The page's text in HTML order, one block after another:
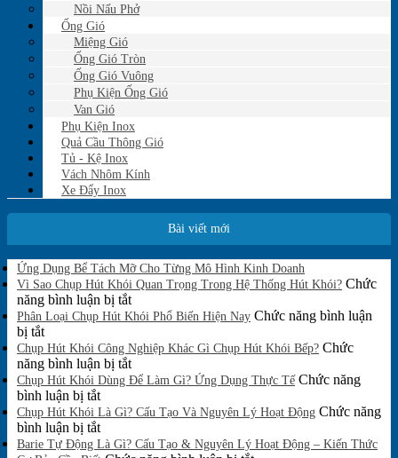
Nồi Nấu Phở
Ống Gió
Miệng Gió
Ống Gió Tròn
Ống Gió Vuông
Phụ Kiện Ống Gió
Van Gió
Phụ Kiện Inox
Quả Cầu Thông Gió
Tủ - Kệ Inox
Vách Nhôm Kính
Xe Đẩy Inox
Bài viết mới
Ứng Dụng Bể Tách Mỡ Cho Từng Mô Hình Kinh Doanh
có
bình
luận
ở
Dụng
Tách
Cho
Từng
Hình
Vì Sao Chụp Hút Khói Quan Trọng Trong Hệ Thống Hút Khói? Chức
năng bình luận bị tắtở
Vì
Chụp
Hút
Khói
Trọng
Hệ
Phân Loại Chụp Hút Khói Phổ Biến Hiện Nay Chức năng bình luận
bị tắtở
Phân
Loại
Chụp
Hút
Khói
Phổ
Biến
Chụp Hút Khói Công Nghiệp Khác Gì Chụp Hút Khói Bếp? Chức
năng bình luận bị tắtở
Chụp
Khói
Nghiệp
Chụp Hút Khói Dùng Để Làm Gì? Ứng Dụng Thực Tế Chức năng
bình luận bị tắtở
Chụp
Hút
Khói
Chụp Hút Khói Là Gì? Cấu Tạo Và Nguyên Lý Hoạt Động Chức năng
bình luận bị tắtở
Chụp
Barie Tự Động Là Gì? Cấu Tạo & Nguyên Lý Hoạt Động – Kiến Thức